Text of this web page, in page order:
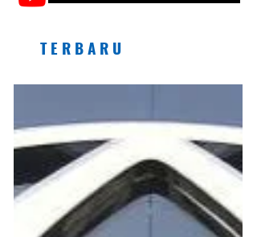
T E R B A R U